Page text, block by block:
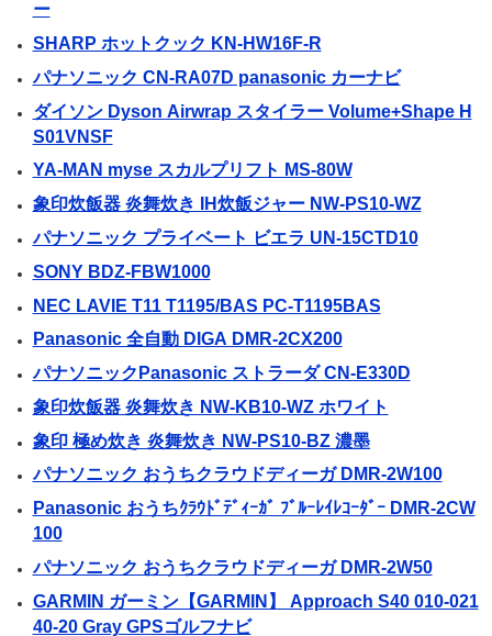
ー
SHARP ホットクック KN-HW16F-R
パナソニック CN-RA07D panasonic カーナビ
ダイソン Dyson Airwrap スタイラー Volume+Shape H
S01VNSF
YA-MAN myse スカルプリフト MS-80W
象印炊飯器 炎舞炊き IH炊飯ジャー NW-PS10-WZ
パナソニック プライベート ビエラ UN-15CTD10
SONY BDZ-FBW1000
NEC LAVIE T11 T1195/BAS PC-T1195BAS
Panasonic 全自動 DIGA DMR-2CX200
パナソニックPanasonic ストラーダ CN-E330D
象印炊飯器 炎舞炊き NW-KB10-WZ ホワイト
象印 極め炊き 炎舞炊き NW-PS10-BZ 濃墨
パナソニック おうちクラウドディーガ DMR-2W100
Panasonic おうちｸﾗｳﾄﾞﾃﾞｨｰｶﾞ ﾌﾞﾙｰﾚｲﾚｺｰﾀﾞｰ DMR-2CW
100
パナソニック おうちクラウドディーガ DMR-2W50
GARMIN ガーミン【GARMIN】 Approach S40 010-021
40-20 Gray GPSゴルフナビ